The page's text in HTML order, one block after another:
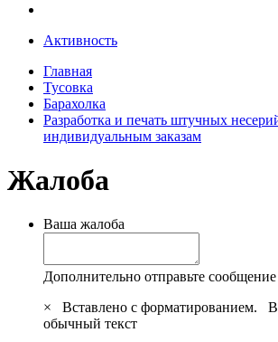
Активность
Главная
Тусовка
Барахолка
Разработка и печать штучных
индивидуальным заказам
Жалоба
Ваша жалоба
Дополнительно отправьте
×
Вставлено с форматированием.
обычный текст